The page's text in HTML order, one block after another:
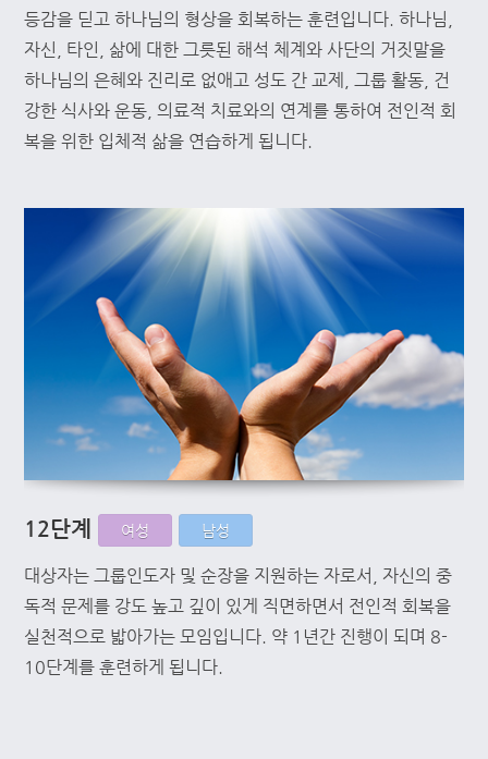
등감을 딛고 하나님의 형상을 회복하는 훈련입니다. 하나님,
자신, 타인, 삶에 대한 그릇된 해석 체계와 사단의 거짓말을
하나님의 은혜와 진리로 없애고 성도 간 교제, 그룹 활동, 건
강한 식사와 운동, 의료적 치료와의 연계를 통하여 전인적 회
복을 위한 입체적 삶을 연습하게 됩니다.
12단계 여성 남성
대상자는 그룹인도자 및 순장을 지원하는 자로서, 자신의 중
독적 문제를 강도 높고 깊이 있게 직면하면서 전인적 회복을
실천적으로 밟아가는 모임입니다. 약 1년간 진행이 되며 8-
10단계를 훈련하게 됩니다.